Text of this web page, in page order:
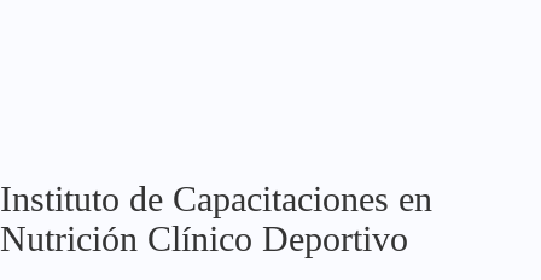
Instituto de Capacitaciones en
Nutrición Clínico Deportivo